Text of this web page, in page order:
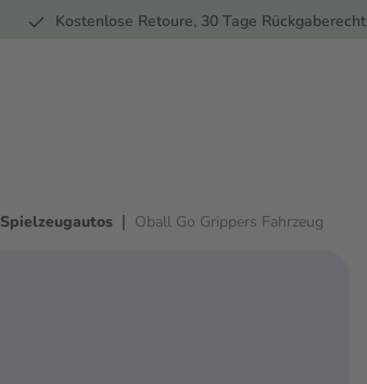
Kostenlose Retoure, 30 Tage Rückgaberecht
Spielzeugautos | Oball Go Grippers Fahrzeug